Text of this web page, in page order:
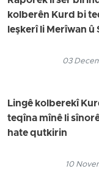
kolberên Kurd bi
leşkerî li Merîwan û
03
Lingê kolberekî
teqîna mînê li
hate qutkirin
10